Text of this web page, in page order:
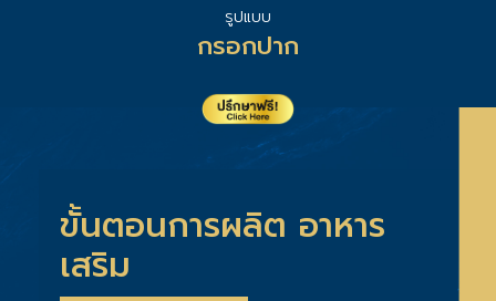
รูปแบบ
กรอกปาก
ขั้นตอนการผลิต อาหาร
เสริม